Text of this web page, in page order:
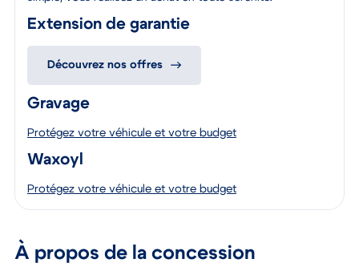
Extension de garantie
Découvrez nos offres
Gravage
Protégez votre véhicule et votre budget
Waxoyl
Protégez votre véhicule et votre budget
À propos de la concession